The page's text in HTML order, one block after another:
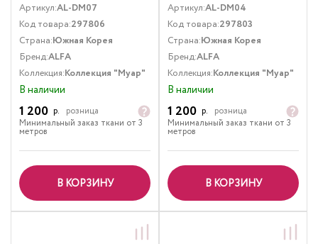
Артикул:AL-DM07
Код товара:297806
Страна:Южная Корея
Бренд:ALFA
Коллекция:Коллекция "Муар"
В наличии
1 200 р.
розница
Минимальный заказ ткани от 3
метров
В КОРЗИНУ
Артикул:AL-DM04
Код товара:297803
Страна:Южная Корея
Бренд:ALFA
Коллекция:Коллекция "Муар"
В наличии
1 200 р.
розница
Минимальный заказ ткани от 3
метров
В КОРЗИНУ